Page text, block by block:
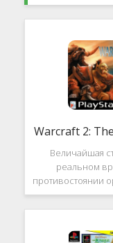
Warcraft 2:
Величайшая
реальном
противостоянии
Warcraft 2:
рассказывает
историю, в
за королевство